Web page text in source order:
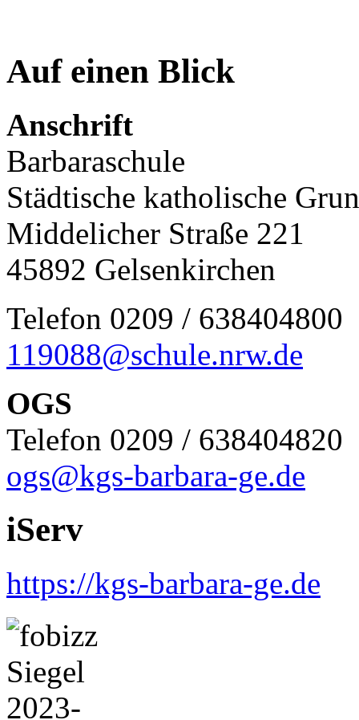
Auf einen Blick
Anschrift
Barbaraschule
Städtische katholische
Middelicher Straße 221
45892 Gelsenkirchen
Telefon 0209 / 638404800
119088@schule.nrw.de
OGS
Telefon 0209 / 638404820
ogs@kgs-barbara-ge.de
iServ
https://kgs-barbara-ge.de